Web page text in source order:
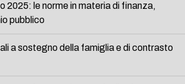
2025: le norme in materia di finanza,
pubblico
a sostegno della famiglia e di contrasto